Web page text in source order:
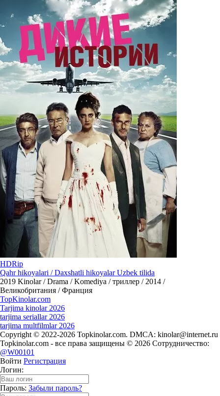
HDRip
Qahr hikoyalari / Daxshatli hikoyalar Uzbek tilida
2019 Kinolar / Drama / Komediya / триллер / 2014 /
Великобритания / Франция
TopKinolar.com
Tarjima kinolar 2026
tarjima seriallar 2026
tarjima multfilmlar 2026
Copyright © 2022-2026 Topkinolar.com. DMCA: kinolar@internet.ru
Topkinolar.com - все права защищены © 2026 Сотрудничество:
@W00101
Войти Регистрация
Логин:
Пароль: Забыли пароль?